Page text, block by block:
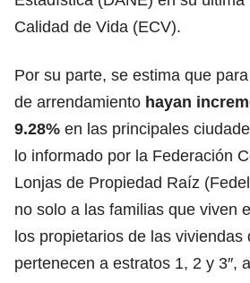
Calidad de Vida (ECV).
Por su parte, se estima que
de arrendamiento hayan
9.28% en las principales
lo informado por la Federación
Lonjas de Propiedad Raíz
no solo a las familias que viven
los propietarios de las viviendas
pertenecen a estratos 1, 2 y 3″,